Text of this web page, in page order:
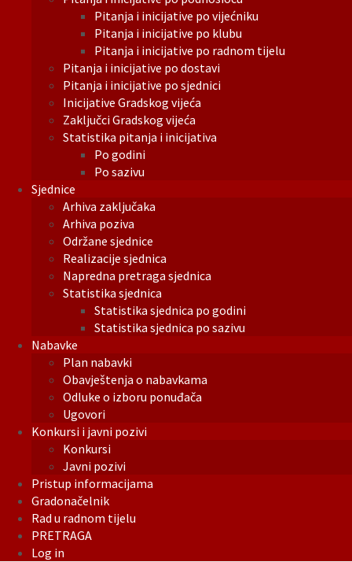
Pitanja i inicijative po vijećniku
Pitanja i inicijative po klubu
Pitanja i inicijative po radnom tijelu
Pitanja i inicijative po dostavi
Pitanja i inicijative po sjednici
Inicijative Gradskog vijeća
Zaključci Gradskog vijeća
Statistika pitanja i inicijativa
Po godini
Po sazivu
Sjednice
Arhiva zaključaka
Arhiva poziva
Održane sjednice
Realizacije sjednica
Napredna pretraga sjednica
Statistika sjednica
Statistika sjednica po godini
Statistika sjednica po sazivu
Nabavke
Plan nabavki
Obavještenja o nabavkama
Odluke o izboru ponuđača
Ugovori
Konkursi i javni pozivi
Konkursi
Javni pozivi
Pristup informacijama
Gradonačelnik
Rad u radnom tijelu
PRETRAGA
Log in